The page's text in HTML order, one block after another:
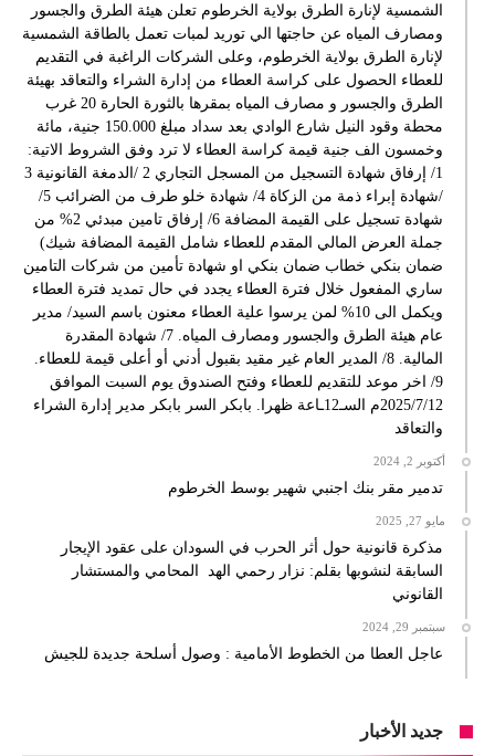
الشمسية لإنارة الطرق بولاية الخرطوم تعلن هيئة الطرق والجسور
ومصارف المياه عن حاجتها الي توريد لمبات تعمل بالطاقة الشمسية
لإنارة الطرق بولاية الخرطوم، وعلى الشركات الراغبة في التقديم
للعطاء الحصول على كراسة العطاء من إدارة الشراء والتعاقد بهيئة
الطرق والجسور و مصارف المياه بمقرها بالثورة الحارة 20 غرب
محطة وقود النيل شارع الوادي بعد سداد مبلغ 150.000 جنية، مائة
وخمسون الف جنية قيمة كراسة العطاء لا ترد وفق الشروط الاتية:
1/ إرفاق شهادة التسجيل من المسجل التجاري 2 /الدمغة القانونية 3
/شهادة إبراء ذمة من الزكاة 4/ شهادة خلو طرف من الضرائب 5/
شهادة تسجيل على القيمة المضافة 6/ إرفاق تامين مبدئي 2% من
جملة العرض المالي المقدم للعطاء شامل القيمة المضافة شيك)
ضمان بنكي خطاب ضمان بنكي او شهادة تأمين من شركات التامين
ساري المفعول خلال فترة العطاء يجدد في حال تمديد فترة العطاء
ويكمل الى 10% لمن يرسوا علية العطاء معنون باسم السيد/ مدير
عام هيئة الطرق والجسور ومصارف المياه. 7/ شهادة المقدرة
المالية. 8/ المدير العام غير مقيد بقبول أدني أو أعلى قيمة للعطاء.
9/ اخر موعد للتقديم للعطاء وفتح الصندوق يوم السبت الموافق
2025/7/12م السـ12ـاعة ظهرا. بابكر السر بابكر مدير إدارة الشراء
والتعاقد
أكتوبر 2, 2024
تدمير مقر بنك اجنبي شهير بوسط الخرطوم
مايو 27, 2025
مذكرة قانونية حول أثر الحرب في السودان على عقود الإيجار
السابقة لنشوبها بقلم: نزار رحمي الهد المحامي والمستشار
القانوني
سبتمبر 29, 2024
عاجل العطا من الخطوط الأمامية : وصول أسلحة جديدة للجيش
جديد الأخبار